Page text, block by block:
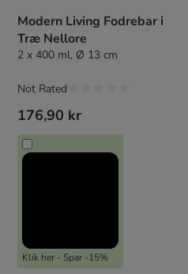
Modern Living Fodrebar i
Træ Nellore
2 x 400 ml, Ø 13 cm
176,90 kr
Klik her - Spar -15%
Not Rated